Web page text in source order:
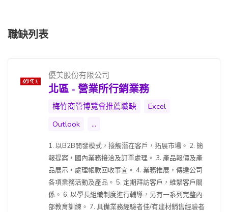
職缺列表
優美股份有限公司
北區 - 營業所行銷業務
梅竹商管博覽會推薦職缺
Excel
Outlook
...
1. 以B2B開發模式，接觸潛在客戶，拓展市場。 2. 簡
報提案，國內業務接洽及訂單處理。 3. 產品報價及產
品展示，處理帳款回收事宜。 4. 業務推展，傳達公司
各項業務活動及產品。 5. 定期拜訪客戶，維繫客戶關
係。 6. 以學長組織制度進行輔導，另有一系列完整內
部教育訓練。 7. 具備業務經驗者佳/有建材銷售經驗者